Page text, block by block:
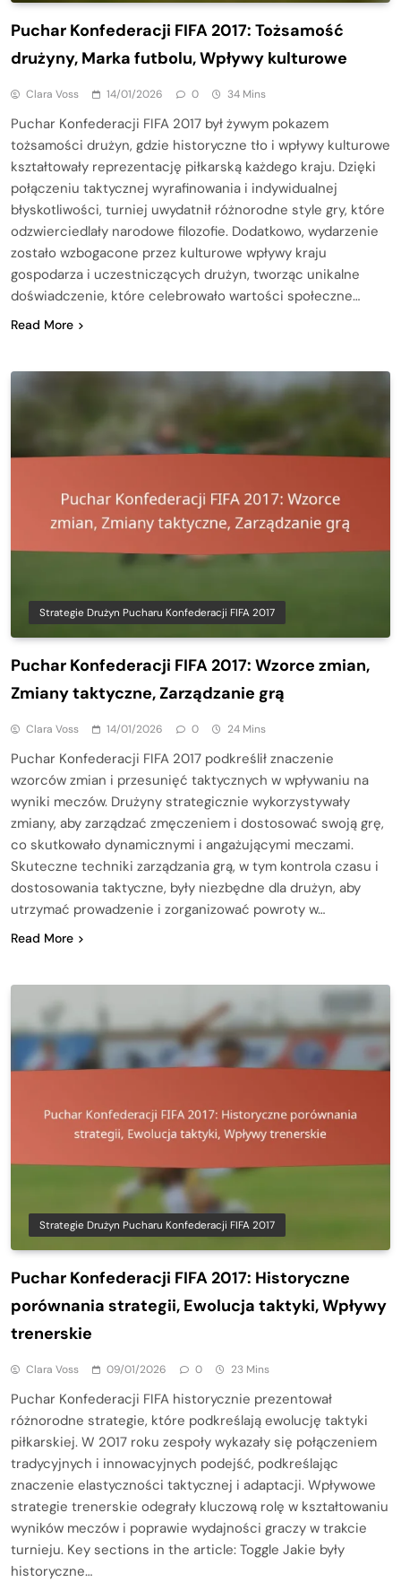
Puchar Konfederacji FIFA 2017: Tożsamość
drużyny, Marka futbolu, Wpływy kulturowe
Clara Voss 14/01/2026 0 34 Mins
Puchar Konfederacji FIFA 2017 był żywym pokazem
tożsamości drużyn, gdzie historyczne tło i wpływy kulturowe
kształtowały reprezentację piłkarską każdego kraju. Dzięki
połączeniu taktycznej wyrafinowania i indywidualnej
błyskotliwości, turniej uwydatnił różnorodne style gry, które
odzwierciedlały narodowe filozofie. Dodatkowo, wydarzenie
zostało wzbogacone przez kulturowe wpływy kraju
gospodarza i uczestniczących drużyn, tworząc unikalne
doświadczenie, które celebrowało wartości społeczne…
Read More
Strategie Drużyn Pucharu Konfederacji FIFA 2017
Puchar Konfederacji FIFA 2017: Wzorce zmian,
Zmiany taktyczne, Zarządzanie grą
Clara Voss 14/01/2026 0 24 Mins
Puchar Konfederacji FIFA 2017 podkreślił znaczenie
wzorców zmian i przesunięć taktycznych w wpływaniu na
wyniki meczów. Drużyny strategicznie wykorzystywały
zmiany, aby zarządzać zmęczeniem i dostosować swoją grę,
co skutkowało dynamicznymi i angażującymi meczami.
Skuteczne techniki zarządzania grą, w tym kontrola czasu i
dostosowania taktyczne, były niezbędne dla drużyn, aby
utrzymać prowadzenie i zorganizować powroty w…
Read More
Strategie Drużyn Pucharu Konfederacji FIFA 2017
Puchar Konfederacji FIFA 2017: Historyczne
porównania strategii, Ewolucja taktyki, Wpływy
trenerskie
Clara Voss 09/01/2026 0 23 Mins
Puchar Konfederacji FIFA historycznie prezentował
różnorodne strategie, które podkreślają ewolucję taktyki
piłkarskiej. W 2017 roku zespoły wykazały się połączeniem
tradycyjnych i innowacyjnych podejść, podkreślając
znaczenie elastyczności taktycznej i adaptacji. Wpływowe
strategie trenerskie odegrały kluczową rolę w kształtowaniu
wyników meczów i poprawie wydajności graczy w trakcie
turnieju. Key sections in the article: Toggle Jakie były
historyczne…